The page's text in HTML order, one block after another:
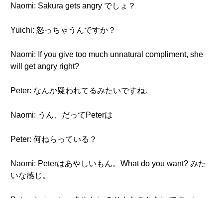
Naomi: Sakura gets angry でしょ？
Yuichi: 怒っちゃうんですか？
Naomi: If you give too much unnatural compliment, she
will get angry right?
Peter: なんか疑われてるみたいですね。
Naomi: うん、だってPeterは
Peter: 何ねらっている？
Naomi: Peterはあやしいもん。What do you want? みた
いな感じ。